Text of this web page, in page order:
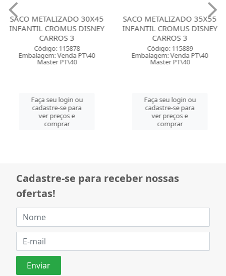
SACO METALIZADO 30X45
INFANTIL CROMUS DISNEY
CARROS 3
Código: 115878
Embalagem: Venda PT\40
Master PT\40
Faça seu login ou
cadastre-se para
ver preços e
comprar
SACO METALIZADO 35X55
INFANTIL CROMUS DISNEY
CARROS 3
Código: 115889
Embalagem: Venda PT\40
Master PT\40
Faça seu login ou
cadastre-se para
ver preços e
comprar
Cadastre-se para receber nossas
ofertas!